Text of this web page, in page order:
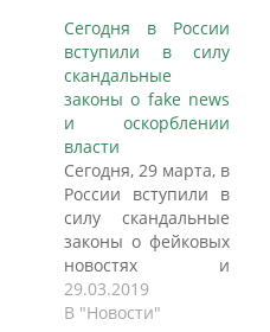
собрания Лев
Шлосберг. Он
подготовил пакет
соответствующих
законопроектов. В
случае принятия
инициатив штраф
по новой статье
Кодекса об
административных
правонарушениях
за «публичное
действие,
Сегодня в России
вступили в силу
скандальные
законы о fake news
и оскорблении
власти
Сегодня, 29 марта, в
России вступили в
силу скандальные
законы о фейковых
новостях и
оскорблении
власти, 18 марта
29.03.2019
В "Новости"